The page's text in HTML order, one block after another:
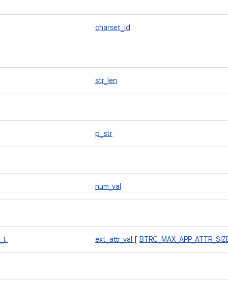
charset_id
str_len
p_str
num_val
ext_attr_val [